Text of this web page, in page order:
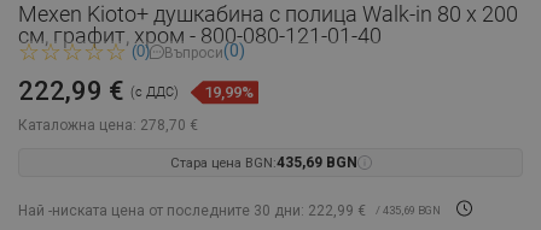
Mexen Kioto+ душкабина с полица Walk-in 80 x 200
см, графит, хром - 800-080-121-01-40
(0) Въпроси(0)
Каталожна цена: 278,70 €
222,99 € (с ДДС) 19,99%
Стара цена BGN:435,69 BGN
Най -ниската цена от последните 30 дни: 222,99 € / 435,69 BGN